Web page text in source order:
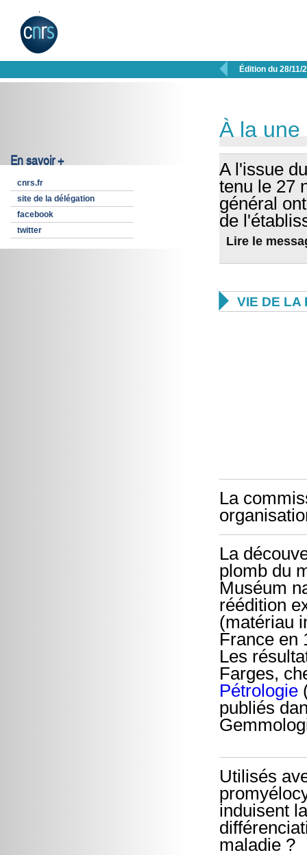
 Édition du 28/11/
En savoir +
cnrs.fr
site de la délégation
facebook
twitter
À la une
A l'issue
tenu le 27
général
de
Lire le
 VIE DE LA
La
La
plomb du
Muséum
réédition
(matériau
France en
Les
Farges,
Pétrologie
publiés
Utilisés
induisent
maladie ?